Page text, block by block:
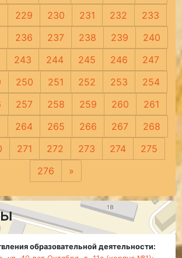
229 230 231 232
233
236 237 238 239
240
243 244 245 246
247
250 251 252 253
254
257 258 259 260
261
264 265 266 267
268
271 272 273 274
275
276
»
образовательной деятельности: